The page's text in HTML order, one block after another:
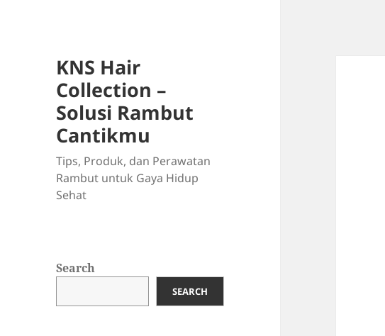
KNS Hair
Collection –
Solusi Rambut
Cantikmu
Tips, Produk, dan Perawatan
Rambut untuk Gaya Hidup
Sehat
Search
SEARCH